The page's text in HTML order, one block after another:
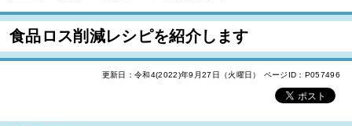
食品ロス削減レシピを紹介します
更新日：令和4(2022)年9月27日（火曜日） ページID：P057496